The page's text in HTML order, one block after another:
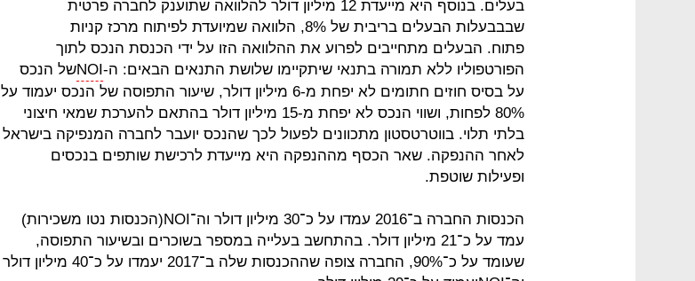
בעלים. בנוסף היא מייעדת 12 מיליון דולר להלוואה שתוענק לחברה פרטית
שבבבעלות הבעלים בריבית של 8%, הלוואה שמיועדת לפיתוח מרכז קניות
פתוח. הבעלים מתחייבים לפרוע את ההלוואה הזו על ידי הכנסת הנכס לתוך
הפורטפוליו ללא תמורה בתנאי שיתקיימו שלושת התנאים הבאים: ה-NOIשל הנכס
על בסיס חוזים חתומים לא יפחת מ-6 מיליון דולר, שיעור התפוסה של הנכס יעמוד על
80% לפחות, ושווי הנכס לא יפחת מ-15 מיליון דולר בהתאם להערכת שמאי חיצוני
בלתי תלוי. בווטרטסטון מתכוונים לפעול לכך שהנכס יועבר לחברה המנפיקה בישראל
לאחר ההנפקה. שאר הכסף מההנפקה היא מייעדת לרכישת שותפים בנכסים
ופעילות שוטפת.
הכנסות החברה ב־2016 עמדו על כ־30 מיליון דולר וה־NOI(הכנסות נטו משכירות)
עמד על כ־21 מיליון דולר. בהתחשב בעלייה במספר בשוכרים ובשיעור התפוסה,
שעומד על כ־90%, החברה צופה שההכנסות שלה ב־2017 יעמדו על כ־40 מיליון דולר